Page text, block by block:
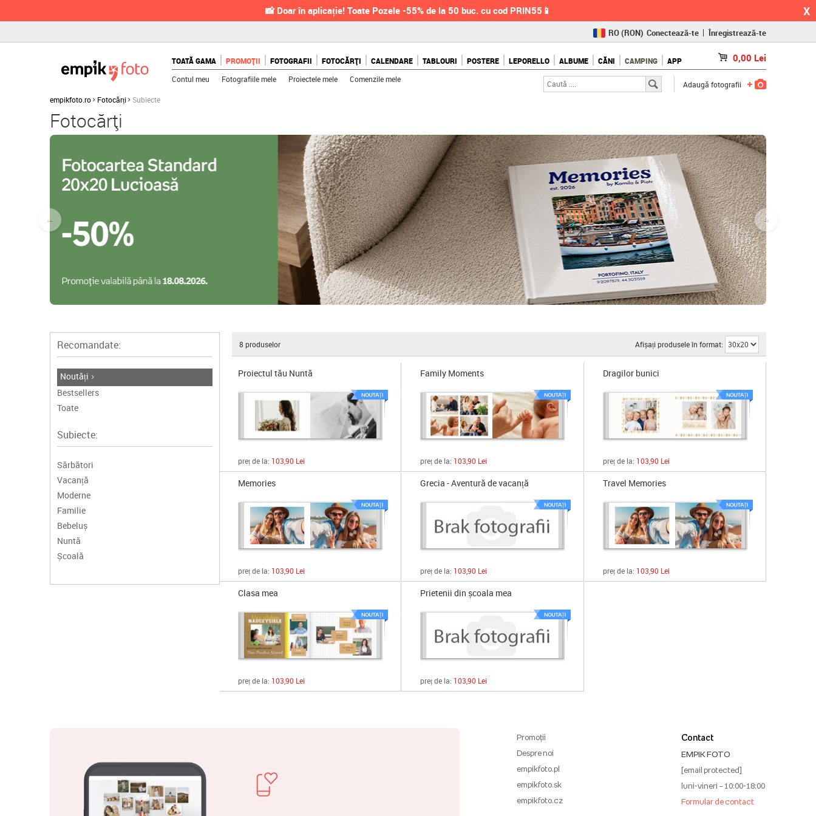
📸 Doar în aplicație! Toate Pozele -55% de la 50 buc. cu cod PRIN55📱 X
(KČ)
SK(€)
RO(RON) Conectează-te Înregistrează-te
TOATĂ GAMA PROMOȚII FOTOGRAFII FOTOCĂRȚI CALENDARE TABLOURI POSTERE LEPORELLO ALBUME CĂNI CAMPING APP 0,00 Lei
Contul meu Fotografiile mele Proiectele mele Comenzile mele
Adaugă fotografii
empikfoto.ro
Fotocărți Subiecte
Fotocărți
← →
Recomandate:
Noutăți
Bestsellers
Toate
Subiecte:
Sărbători
Vacanță
Moderne
Familie
Bebeluș
Nuntă
Școală
8 produselor Afișați produsele în format:
Proiectul tău Nuntă
preț de la: 103,90 Lei
Family Moments
preț de la: 103,90 Lei
Dragilor bunici
preț de la: 103,90 Lei
Memories
preț de la: 103,90 Lei
Grecia - Aventură de vacanță
preț de la: 103,90 Lei
Travel Memories
preț de la: 103,90 Lei
Clasa mea
preț de la: 103,90 Lei
Prietenii din școala mea
preț de la: 103,90 Lei
Promoții
Despre noi
empikfoto.pl
empikfoto.sk
empikfoto.cz
Contact
EMPIK FOTO
[email protected]
luni-vineri – 10:00-18:00
Formular de contact